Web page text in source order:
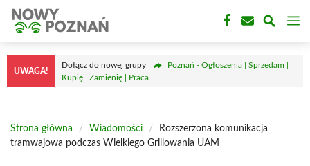
Przejdź
treści
UWAGA!
Dołącz do nowej grupy
Poznań - Ogłoszenia | Sprzedam |
Kupię | Zamienię | Praca
Strona główna / Wiadomości /
Rozszerzona komunikacja
tramwajowa podczas Wielkiego Grillowania UAM